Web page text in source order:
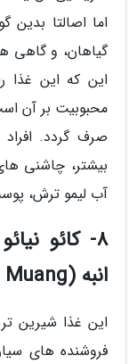
اما اصالتا
گیاهان، و گاهی
این که این غذا
محبوبیت بر آن
صرف گردد.
بیشتر، چاشنی
آب لیمو ترش،
8- کائو
انبه (Khao Niaow Ma Muang)
این غذا شیرین
فروشنده های